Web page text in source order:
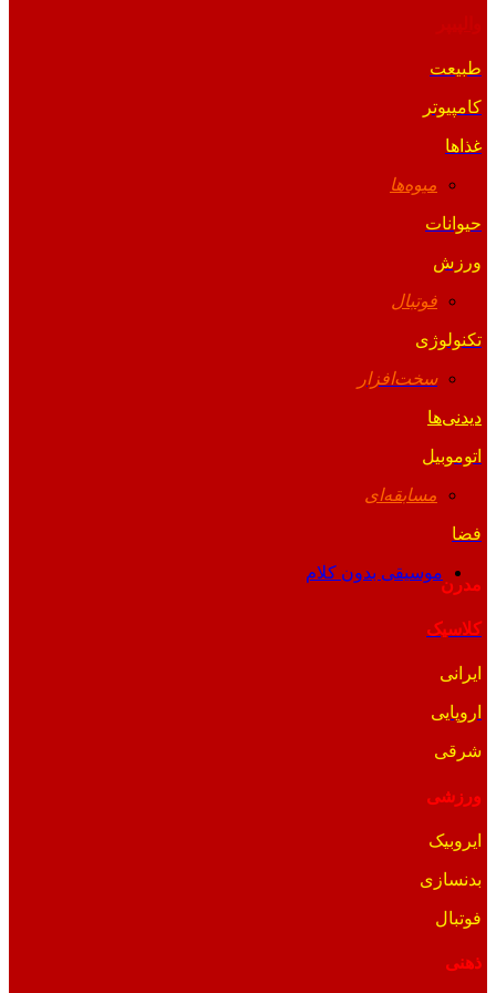
طبیعت
کامپیوتر
غذاها
میوه‌ها
حیوانات
ورزش
فوتبال
تکنولوژی
سخت‌افزار
دیدنی‌ها
اتوموبیل
مسابقه‌ای
فضا
موسیقی بدون کلام
مدرن
کلاسیک
ایرانی
اروپایی
شرقی
ورزشی
ایروبیک
بدنسازی
فوتبال
ذهنی